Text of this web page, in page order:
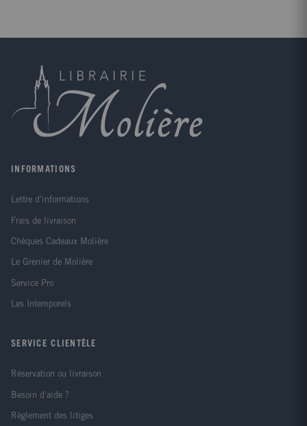
INFORMATIONS
Lettre d'informations
Frais de livraison
Chèques Cadeaux Molière
Le Grenier de Molière
Service Pro
Les Intemporels
SERVICE CLIENTÈLE
Réservation ou livraison
Besoin d'aide ?
Règlement des litiges